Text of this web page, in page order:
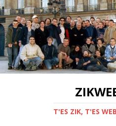
T'ES ZIK, T'ES